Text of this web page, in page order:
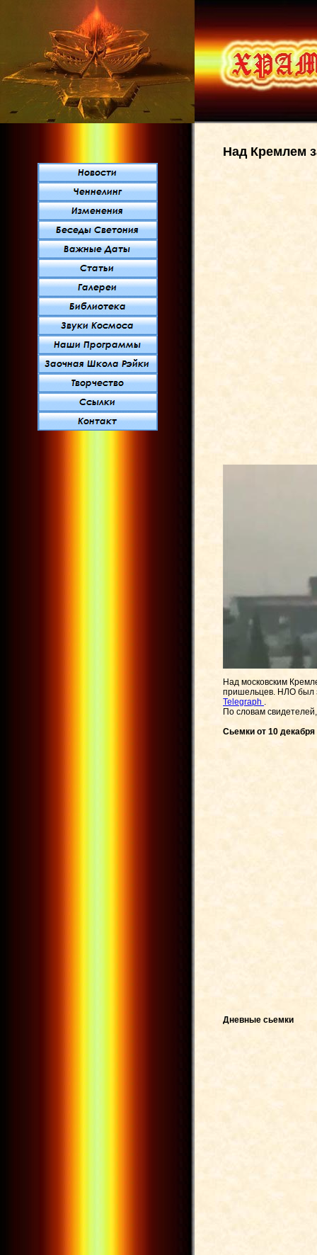
Над Кремлем
Над московским
пришельцев. НЛО был
Telegraph .
По словам
Сьемки от 10 декабря
Дневные сьемки